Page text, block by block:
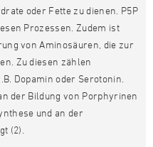
oder Fette zu dienen. P5P
Prozessen. Zudem ist
von Aminosäuren, die zur
Zu diesen zählen
Dopamin oder Serotonin.
der Bildung von Porphyrinen
und an der
(2).